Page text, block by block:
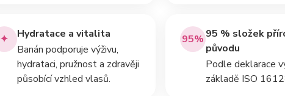
✦
Hydratace a vitalita
Banán podporuje výživu,
hydrataci, pružnost a zdravěji
působící vzhled vlasů.
95% 95 % složek
původu
Podle deklarace
základě ISO